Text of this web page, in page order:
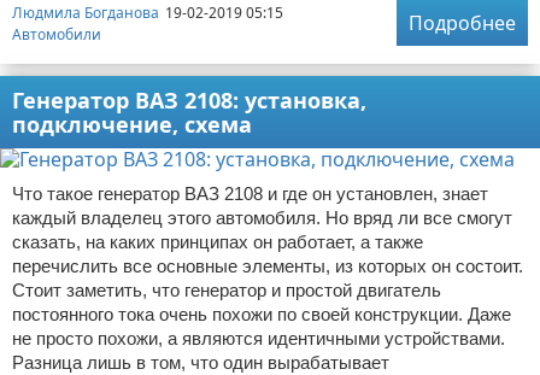
Людмила Богданова 19-02-2019 05:15
Автомобили
Подробнее
Генератор ВАЗ 2108: установка,
подключение, схема
Что такое генератор ВАЗ 2108 и где он установлен, знает
каждый владелец этого автомобиля. Но вряд ли все смогут
сказать, на каких принципах он работает, а также
перечислить все основные элементы, из которых он состоит.
Стоит заметить, что генератор и простой двигатель
постоянного тока очень похожи по своей конструкции. Даже
не просто похожи, а являются идентичными устройствами.
Разница лишь в том, что один вырабатывает